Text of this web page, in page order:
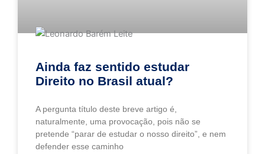
Ainda faz sentido estudar
Direito no Brasil atual?
A pergunta título deste breve artigo é,
naturalmente, uma provocação, pois não se
pretende “parar de estudar o nosso direito”, e nem
defender esse caminho